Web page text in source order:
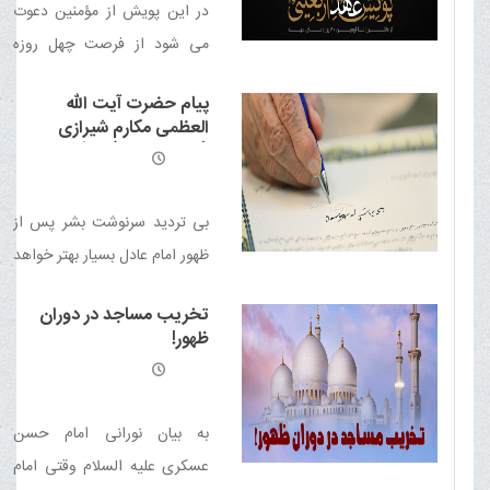
در این پویش از مؤمنین دعوت
می شود از فرصت چهل روزه
عهد را بخوانند
پیام حضرت آیت الله
العظمی مکارم شیرازی
(دامت برکاته) به گردهمایی
بی تردید سرنوشت بشر پس از
ظهور امام عادل بسیار بهتر خواهد
عقل ها بيدار شده و برای پذیرش
حکومت الهی مهیا گردیده است
تخریب مساجد در دوران
ظهور!
به بیان نورانی امام حسن
عسکری علیه السلام وقتی امام